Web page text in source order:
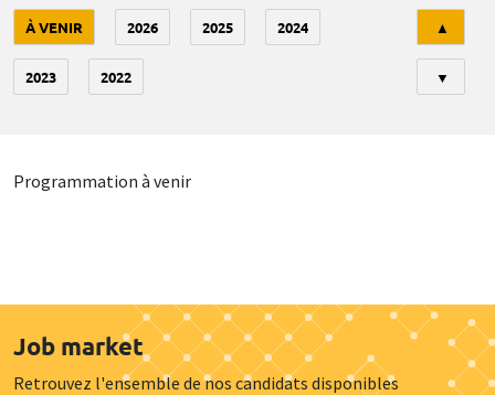
À VENIR 2026 2025 2024
2023 2022
▲
▼
Programmation à venir
Job market
Retrouvez l'ensemble de nos candidats disponibles